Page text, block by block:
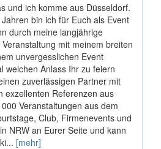
und ich komme aus Düsseldorf.
bin ich für Euch als Event
durch meine langjährige
mit meinem breiten
unvergesslichen Event
welchen Anlass Ihr zu feiern
zuverlässigen Partner mit
exzellenten Referenzen aus
Veranstaltungen aus dem
Club, Firmenevents und
NRW an Eurer Seite und kann
[mehr]